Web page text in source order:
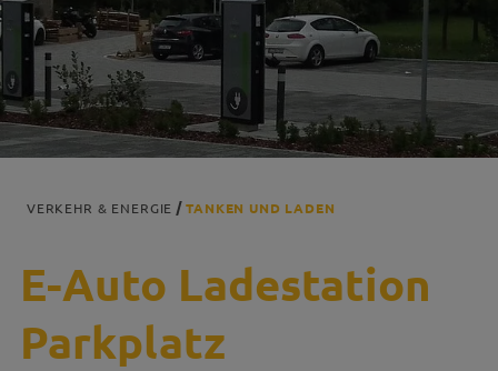
VERKEHR & ENERGIE TANKEN UND LADEN
E-Auto Ladestation
Parkplatz